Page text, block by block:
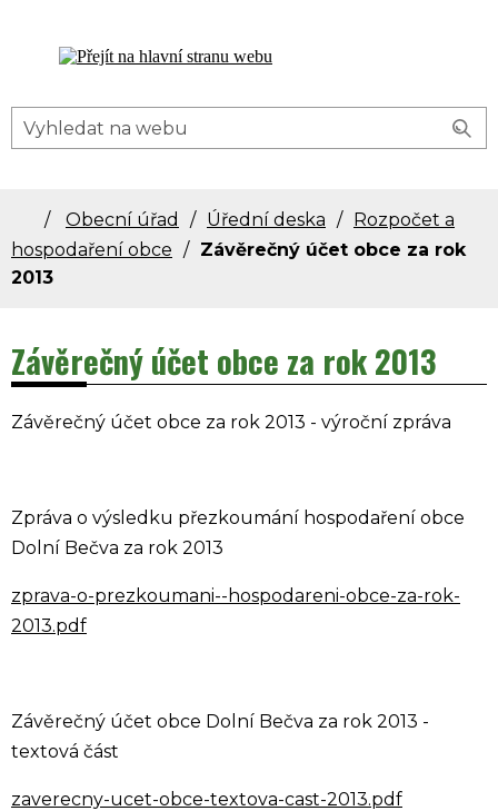
Dolní Bečva - oficiální stránky obce
Obecní úřad Úřední deska
Rozpočet a
hospodaření obce
Závěrečný účet obce za rok
2013
Závěrečný účet obce za rok 2013
Závěrečný účet obce za rok 2013 - výroční zpráva
Zpráva o výsledku přezkoumání hospodaření obce
Dolní Bečva za rok 2013
zprava-o-prezkoumani--hospodareni-obce-za-rok-
2013.pdf
Závěrečný účet obce Dolní Bečva za rok 2013 -
textová část
zaverecny-ucet-obce-textova-cast-2013.pdf